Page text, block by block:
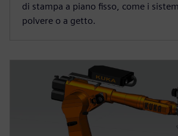
di stampa a piano fisso, come i
polvere o a getto.